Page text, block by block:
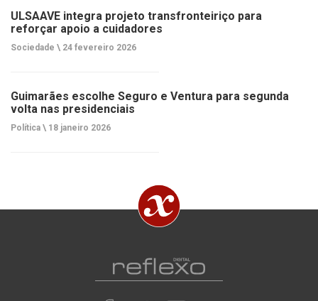
ULSAAVE integra projeto transfronteiriço para
reforçar apoio a cuidadores
Sociedade \ 24 fevereiro 2026
Guimarães escolhe Seguro e Ventura para segunda
volta nas presidenciais
Política \ 18 janeiro 2026